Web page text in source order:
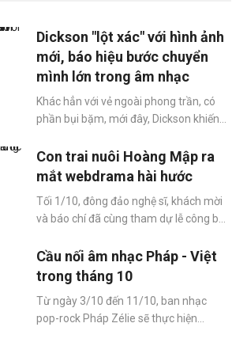
Dickson "lột xác" với hình ảnh
mới, báo hiệu bước chuyển
mình lớn trong âm nhạc
Khác hẳn với vẻ ngoài phong trần, có
phần bụi bặm, mới đây, Dickson khiến
ảnh đầy lãng tử nhưng không kém
phần lạnh lùng, nam tính.
Con trai nuôi Hoàng Mập ra
mắt webdrama hài hước
Tối 1/10, đông đảo nghệ sĩ, khách mời
và báo chí đã cùng tham dự lễ công bố
hahaha” do LNK Entertainment sản
xuất. Bộ phim không chỉ đánh dấu bước
đi mới mẻ của Nhà sản xuất - diễn viên
Lại Nhật Khoa mà còn gửi gắm thông
điệp trở về làng quê, tìm lại chính mình
Cầu nối âm nhạc Pháp - Việt
trong tháng 10
Từ ngày 3/10 đến 11/10, ban nhạc
pop-rock Pháp Zélie sẽ thực hiện